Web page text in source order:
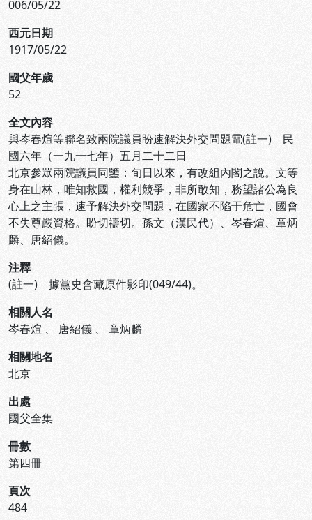
006/05/22
西元日期
1917/05/22
國父年歲
52
全文內容
與岑春煊等聯名致兩院議員盼速解決外交問題電(註一) 民
國六年（一九一七年）五月二十二日
北京參眾兩院議員同鑒：旬日以來，有改組內閣之說。文等
身在山林，唯知救國，權利競爭，非所敢知，務望諸公為良
心上之主張，速予解決外交問題，在國家不陷于危亡，國會
不失尊嚴資格。盼切禱切。孫文（漢民代）、岑春煊、章炳
麟、唐紹儀。
注釋
(註一) 據黨史會藏原件影印(049/44)。
相關人名
岑春煊 、 唐紹儀 、 章炳麟
相關地名
北京
出處
國父全集
冊數
第四冊
頁次
484